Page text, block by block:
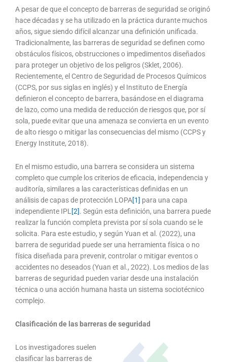
A pesar de que el concepto de barreras de seguridad se originó
hace décadas y se ha utilizado en la práctica durante muchos
años, sigue siendo difícil alcanzar una definición unificada.
Tradicionalmente, las barreras de seguridad se definen como
obstáculos físicos, obstrucciones o impedimentos diseñados
para proteger un objetivo de los peligros (Sklet, 2006).
Recientemente, el Centro de Seguridad de Procesos Químicos
(CCPS, por sus siglas en inglés) y el Instituto de Energía
definieron el concepto de barrera, basándose en el diagrama
de lazo, como una medida de reducción de riesgos que, por sí
sola, puede evitar que una amenaza se convierta en un evento
de alto riesgo o mitigar las consecuencias del mismo (CCPS y
Energy Institute, 2018).
En el mismo estudio, una barrera se considera un sistema
completo que cumple los criterios de eficacia, independencia y
auditoría, similares a las características definidas en un
análisis de capas de protección LOPA[1] para una capa
independiente IPL [2]. Según esta definición, una barrera puede
realizar la función completa prevista por sí sola cuando se le
solicita. Para este estudio, y según Yuan et al. (2022), una
barrera de seguridad puede ser una herramienta física o no
física diseñada para prevenir, controlar o mitigar eventos o
accidentes no deseados (Yuan et al., 2022). Los medios de las
barreras de seguridad pueden variar desde una instalación
técnica o una acción humana hasta un sistema sociotécnico
complejo.
Clasificación de las barreras de seguridad
Los investigadores suelen
clasificar las barreras de